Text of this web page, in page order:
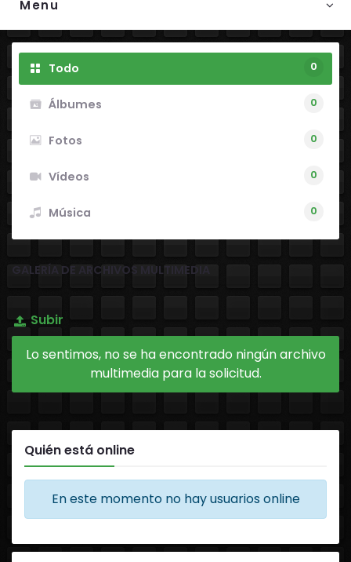
Menu
Todo 0
Álbumes 0
Fotos 0
Vídeos 0
Música 0
GALERÍA DE ARCHIVOS MULTIMEDIA
Subir
Lo sentimos, no se ha encontrado ningún archivo
multimedia para la solicitud.
Quién está online
En este momento no hay usuarios online